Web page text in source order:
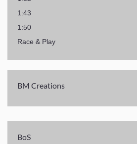
1:43
1:50
Race & Play
BM Creations
BoS